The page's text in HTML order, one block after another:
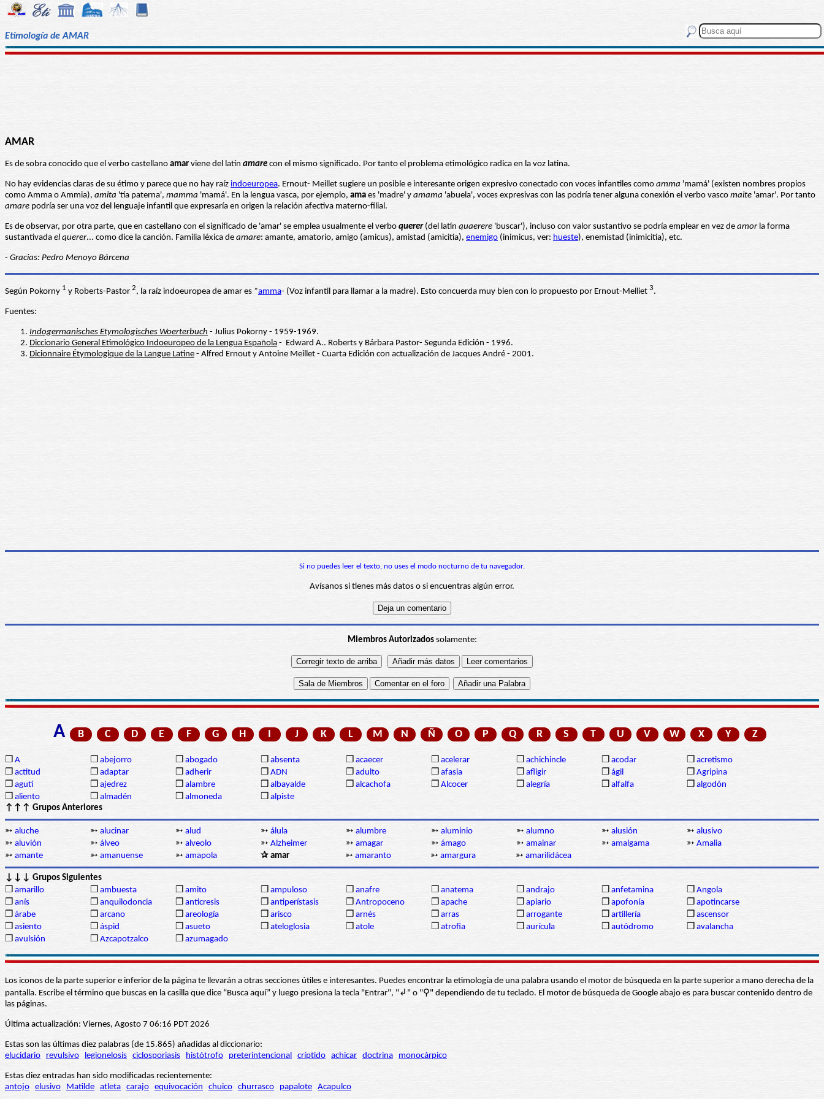
Etimología de AMAR
AMAR
Es de sobra conocido que el verbo castellano amar viene del latín amare con el mismo significado. Por tanto el problema etimológico radica en la voz latina.
No hay evidencias claras de su étimo y parece que no hay raíz indoeuropea. Ernout- Meillet sugiere un posible e interesante origen expresivo conectado con voces infantiles como amma 'mamá' (existen nombres propios
como Amma o Ammia), amita 'tía paterna', mamma 'mamá'. En la lengua vasca, por ejemplo, ama es 'madre' y amama 'abuela', voces expresivas con las podría tener alguna conexión el verbo vasco maite 'amar'. Por tanto
amare podría ser una voz del lenguaje infantil que expresaría en origen la relación afectiva materno-filial.
Es de observar, por otra parte, que en castellano con el significado de 'amar' se emplea usualmente el verbo querer(del latín quaerere 'buscar'), incluso con valor sustantivo se podría emplear en vez de amorla forma
sustantivada el querer... como dice la canción. Familia léxica de amare: amante, amatorio, amigo (amicus), amistad (amicitia), enemigo (inimicus, ver: hueste), enemistad (inimicitia), etc.
- Gracias: Pedro Menoyo Bárcena
Según Pokorny 1 y Roberts-Pastor 2, la raíz indoeuropea de amar es *amma- (Voz infantil para llamar a la madre). Esto concuerda muy bien con lo propuesto por Ernout-Melliet 3.
Fuentes:
Indogermanisches Etymologisches Woerterbuch - Julius Pokorny - 1959-1969.
Diccionario General Etimológico Indoeuropeo de la Lengua Española - Edward A.. Roberts y Bárbara Pastor- Segunda Edición - 1996.
Dicionnaire Étymologique de la Langue Latine - Alfred Ernout y Antoine Meillet - Cuarta Edición con actualización de Jacques André - 2001.
Si no puedes leer el texto, no uses el modo nocturno de tu navegador.
Avísanos si tienes más datos o si encuentras algún error.
Miembros Autorizadossolamente:
A B C D E F G H I J K L M N Ñ O P Q R S T U V W X Y Z
❒ A ❒ abejorro ❒ abogado ❒ absenta ❒ acaecer ❒ acelerar ❒ achichincle ❒ acodar ❒ acretismo
❒ actitud ❒ adaptar ❒ adherir ❒ ADN ❒ adulto ❒ afasia ❒ afligir ❒ ágil ❒ Agripina
❒ agutí ❒ ajedrez ❒ alambre ❒ albayalde ❒ alcachofa ❒ Alcocer ❒ alegría ❒ alfalfa ❒ algodón
❒ aliento ❒ almadén ❒ almoneda ❒ alpiste
↑↑↑ Grupos Anteriores
➳ aluche ➳ alucinar ➳ alud ➳ álula ➳ alumbre ➳ aluminio ➳ alumno ➳ alusión ➳ alusivo
➳ aluvión ➳ álveo ➳ alveolo ➳ Alzheimer ➳ amagar ➳ ámago ➳ amainar ➳ amalgama ➳ Amalia
➳ amante ➳ amanuense ➳ amapola ✰ amar ➳ amaranto ➳ amargura ➳ amarilidácea
↓↓↓ Grupos Siguientes
❒ amarillo ❒ ambuesta ❒ amito ❒ ampuloso ❒ anafre ❒ anatema ❒ andrajo ❒ anfetamina ❒ Angola
❒ anís ❒ anquilodoncia ❒ anticresis ❒ antiperístasis ❒ Antropoceno ❒ apache ❒ apiario ❒ apofonía ❒ apotincarse
❒ árabe ❒ arcano ❒ areología ❒ arisco ❒ arnés ❒ arras ❒ arrogante ❒ artillería ❒ ascensor
❒ asiento ❒ áspid ❒ asueto ❒ ateloglosia ❒ atole ❒ atrofia ❒ aurícula ❒ autódromo ❒ avalancha
❒ avulsión ❒ Azcapotzalco ❒ azumagado
Los iconos de la parte superior e inferior de la página te llevarán a otras secciones útiles e interesantes. Puedes encontrar la etimología de una palabra usando el motor de búsqueda en la parte superior a mano derecha de la
pantalla. Escribe el término que buscas en la casilla que dice “Busca aquí” y luego presiona la tecla "Entrar", "↲" o "⚲" dependiendo de tu teclado. El motor de búsqueda de Google abajo es para buscar contenido dentro de
las páginas.
Última actualización: Viernes, Agosto 7 06:16 PDT 2026
Estas son las últimas diez palabras (de 15.865) añadidas al diccionario:
elucidario
revulsivo legionelosis ciclosporiasis histótrofo preterintencional críptido achicar doctrina monocárpico
Estas diez entradas han sido modificadas recientemente:
antojo elusivo Matilde atleta carajo equivocación chuico churrasco papalote Acapulco